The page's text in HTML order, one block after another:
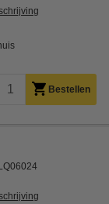
Bestellen